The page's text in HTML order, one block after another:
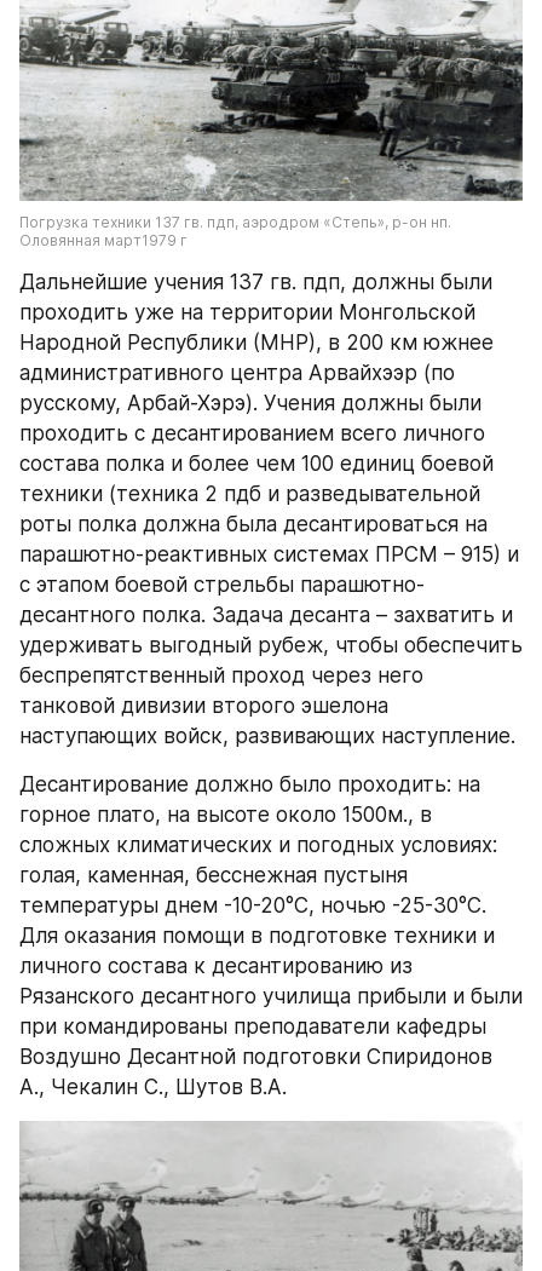
Погрузка техники 137 гв. пдп, аэродром «Степь», р-он нп.
Оловянная март1979 г
Дальнейшие учения 137 гв. пдп, должны были
проходить уже на территории Монгольской
Народной Республики (МНР), в 200 км южнее
административного центра Арвайхээр (по
русскому, Арбай-Хэрэ). Учения должны были
проходить с десантированием всего личного
состава полка и более чем 100 единиц боевой
техники (техника 2 пдб и разведывательной
роты полка должна была десантироваться на
парашютно-реактивных системах ПРСМ – 915) и
с этапом боевой стрельбы парашютно-
десантного полка. Задача десанта – захватить и
удерживать выгодный рубеж, чтобы обеспечить
беспрепятственный проход через него
танковой дивизии второго эшелона
наступающих войск, развивающих наступление.
Десантирование должно было проходить: на
горное плато, на высоте около 1500м., в
сложных климатических и погодных условиях:
голая, каменная, бесснежная пустыня
температуры днем -10-20°С, ночью -25-30°С.
Для оказания помощи в подготовке техники и
личного состава к десантированию из
Рязанского десантного училища прибыли и были
при командированы преподаватели кафедры
Воздушно Десантной подготовки Спиридонов
А., Чекалин С., Шутов В.А.